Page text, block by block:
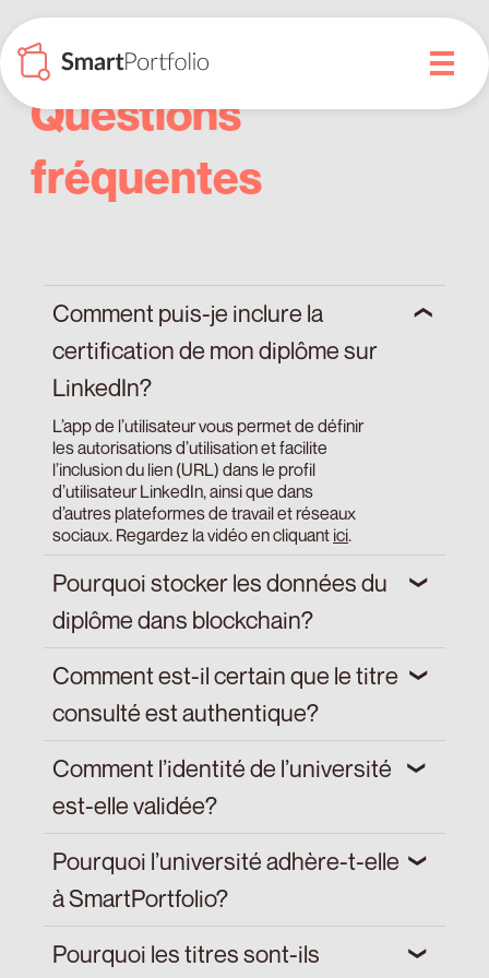
Questions
fréquentes
Comment puis-je inclure la
certification de mon diplôme sur
LinkedIn?
L’app de l’utilisateur vous permet de définir
les autorisations d’utilisation et facilite
l’inclusion du lien (URL) dans le profil
d’utilisateur LinkedIn, ainsi que dans
d’autres plateformes de travail et réseaux
sociaux. Regardez la vidéo en cliquant ici.
Pourquoi stocker les données du
diplôme dans blockchain?
l’authenticité des données contenues dans
le titre. SmartPortfolio certifie à la fois
l’identité de l’émetteur, l’université, et
l’immuabilité des données.
Comment est-il certain que le titre
consulté est authentique?
électronique d’identité de l’université qui l’a
délivré.
Comment l’identité de l’université
est-elle validée?
vérifier que l’adresse blockchain de
l’université coïncide avec celle de
l’université elle-même, sans usurpation
d’identité.
Pourquoi l’université adhère-t-elle
à SmartPortfolio?
nécessite pas de modifications des
Pourquoi les titres sont-ils